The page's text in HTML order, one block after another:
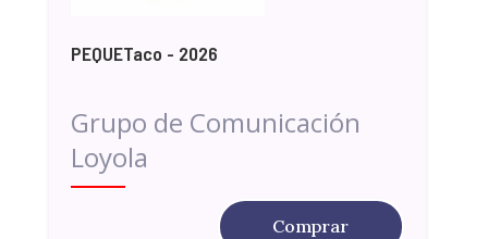
PEQUETaco - 2026
Grupo de Comunicación
Loyola
Comprar